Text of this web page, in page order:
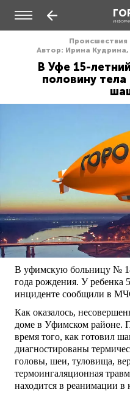
Происшествия
Автор: Ирина
В Уфе 15-
половину
В уфимскую больницу №
года рождения. У ребенка
инциденте сообщили в
Как оказалось,
доме в Уфимском районе.
время того, как готовил
диагностированы
головы, шеи, туловища,
термоингаляционная
находится в реанимации в